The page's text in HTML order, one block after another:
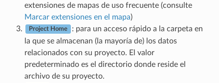
extensiones de mapas de uso frecuente (consulte
Marcar extensiones en el mapa)
Project Home
: para un acceso rápido a la carpeta en
la que se almacenan (la mayoría de) los datos
relacionados con su proyecto. El valor
predeterminado es el directorio donde reside el
archivo de su proyecto.